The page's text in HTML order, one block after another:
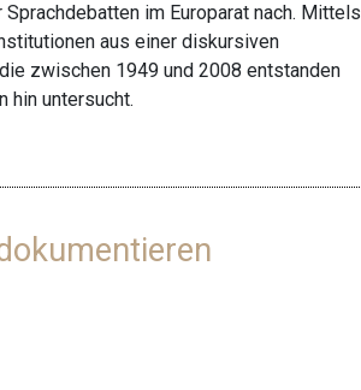
im Europarat nach. Mittels
aus einer diskursiven
zwischen 1949 und 2008 entstanden
hin untersucht.